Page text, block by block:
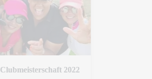
Clubmeisterschaft 2022